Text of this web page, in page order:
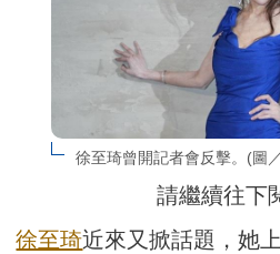
徐至琦曾開記者會反擊。(圖
請繼續往下
徐至琦近來又掀話題，她